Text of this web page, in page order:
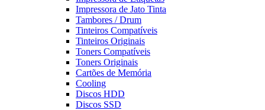
Impressora de Jato Tinta
Tambores / Drum
Tinteiros Compatíveis
Tinteiros Originais
Toners Compatíveis
Toners Originais
Cartões de Memória
Cooling
Discos HDD
Discos SSD